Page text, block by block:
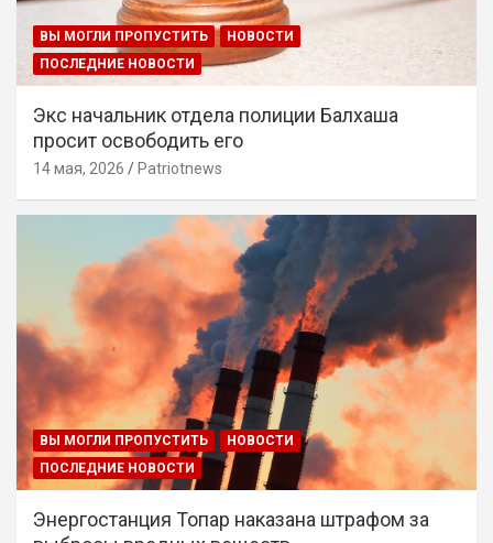
ВЫ МОГЛИ ПРОПУСТИТЬ
НОВОСТИ
ПОСЛЕДНИЕ НОВОСТИ
Экс начальник отдела полиции Балхаша
просит освободить его
14 мая, 2026 Patriotnews
ВЫ МОГЛИ ПРОПУСТИТЬ
НОВОСТИ
ПОСЛЕДНИЕ НОВОСТИ
Энергостанция Топар наказана штрафом за